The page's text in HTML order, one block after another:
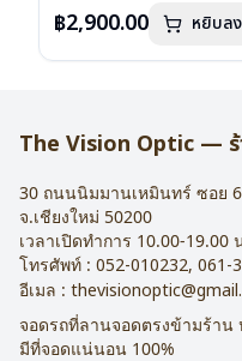
บานพับ : ไม่มีสปริง
อุปกรณ์ : กล่องแว่น , ผ้าเช็ดแว่น
฿2,900.00 หยิบลง
The Vision Optic — ร้
30 ถนนนิมมานเหมินทร์ ซอย 6
จ.เชียงใหม่ 50200
เวลาเปิดทำการ 10.00-19.00
โทรศัพท์ : 052-010232, 061-
อีเมล :
จอดรถที่ลานจอดตรงข้ามร้าน
มีที่จอดแน่นอน 100%